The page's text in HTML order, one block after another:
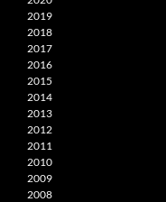
2019
2018
2017
2016
2015
2014
2013
2012
2011
2010
2009
2008